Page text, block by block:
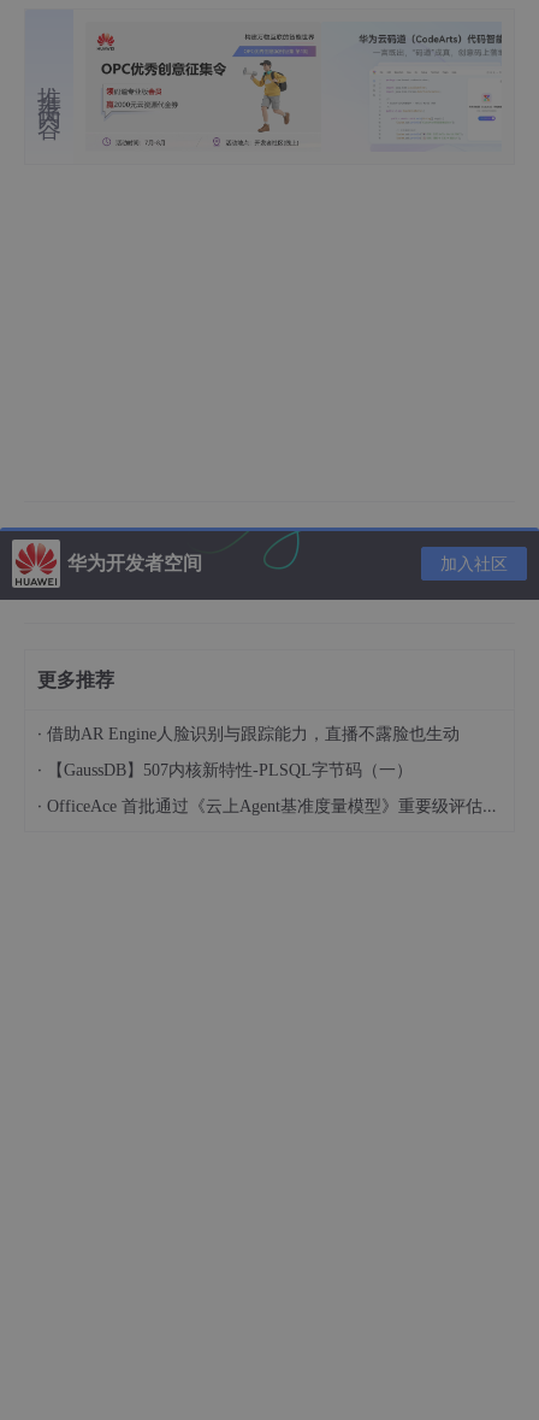
推荐内容
华为开发者空间 加入社区
更多推荐
· 借助AR Engine人脸识别与跟踪能力，直播不露脸也生动
· 【GaussDB】507内核新特性-PLSQL字节码（一）
· OfficeAce 首批通过《云上Agent基准度量模型》重要级评估，定义智能体可信新标杆